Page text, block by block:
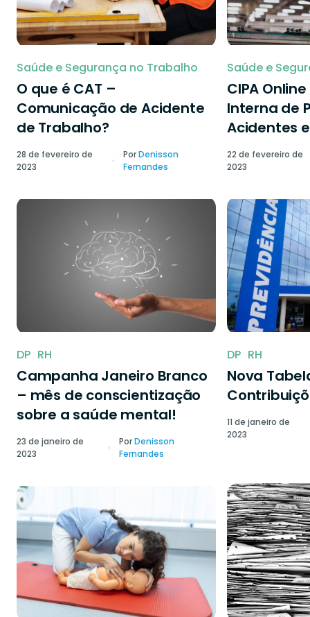
Saúde e Segurança no Trabalho
O que é CAT –
Comunicação de Acidente
de Trabalho?
28 de fevereiro de
2023
PorDenisson
Fernandes
Saúde e
CIPA
Interna de
Acidentes
22 de fevereiro de
2023
DP RH
Campanha Janeiro Branco
– mês de conscientização
sobre a saúde mental!
23 de janeiro de
2023
PorDenisson
Fernandes
DP RH
Nova
11 de janeiro de
2023